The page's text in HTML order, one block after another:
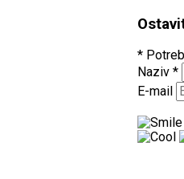
*
Naziv *
E-mail